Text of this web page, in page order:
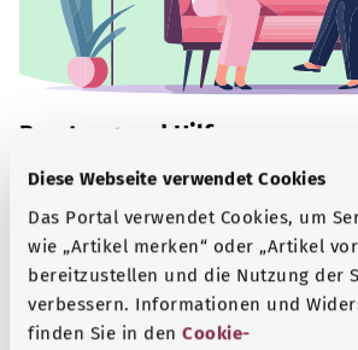
Diese Webseite verwendet Cookies
Das Portal verwendet Cookies, um
wie „Artikel merken“ oder „Artikel
bereitzustellen und die Nutzung der
verbessern. Informationen und
finden Sie in den Cookie-
Beratung und Hilfe
Eine Auswahl verschiedener
Informationsangebote zu bestimmten
Gesundheitsthemen.
Mehr erfahren